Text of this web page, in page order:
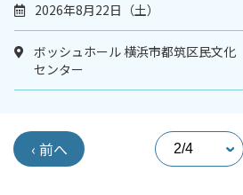
2026年8月22日（土）
ボッシュホール 横浜市都筑区民文化
センター
‹ 前へ